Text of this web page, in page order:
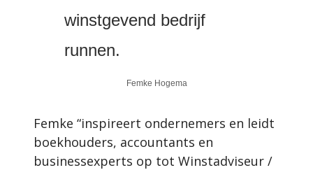
winstgevend bedrijf
runnen.
Femke Hogema
Femke “inspireert ondernemers en leidt
boekhouders, accountants en
businessexperts op tot Winstadviseur /